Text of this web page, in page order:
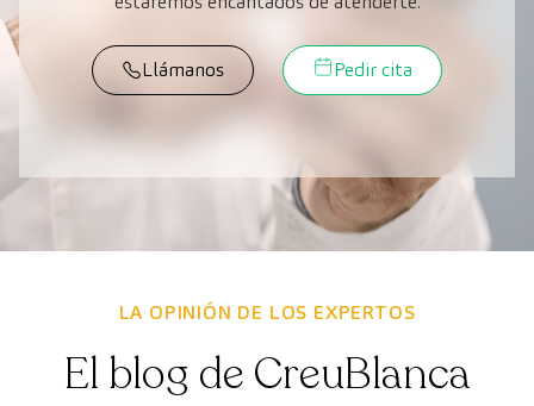
Llámanos Pedir cita
LA OPINIÓN DE LOS EXPERTOS
El blog de CreuBlanca